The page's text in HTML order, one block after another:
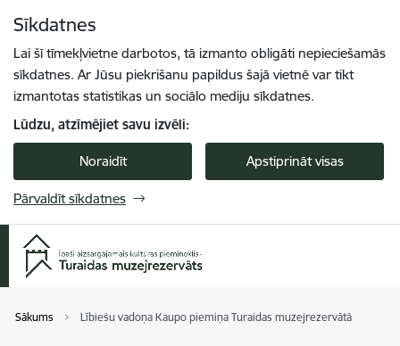
Sīkdatnes
Lai šī tīmekļvietne darbotos, tā izmanto obligāti nepieciešamās
sīkdatnes. Ar Jūsu piekrišanu papildus šajā vietnē var tikt
izmantotas statistikas un sociālo mediju sīkdatnes.
Lūdzu, atzīmējiet savu izvēli:
Noraidīt Apstiprināt visas
Pārvaldīt sīkdatnes
Sākums Lībiešu vadoņa Kaupo piemiņa Turaidas muzejrezervātā